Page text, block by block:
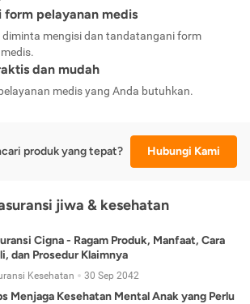
form pelayanan medis
diminta mengisi dan tandatangani form
dan mudah
medis yang Anda butuhkan.
produk yang tepat? Hubungi Kami
jiwa & kesehatan
Cigna - Ragam Produk, Manfaat, Cara
dan Prosedur Klaimnya
Kesehatan 30 Sep 2042
Menjaga Kesehatan Mental Anak yang Perlu